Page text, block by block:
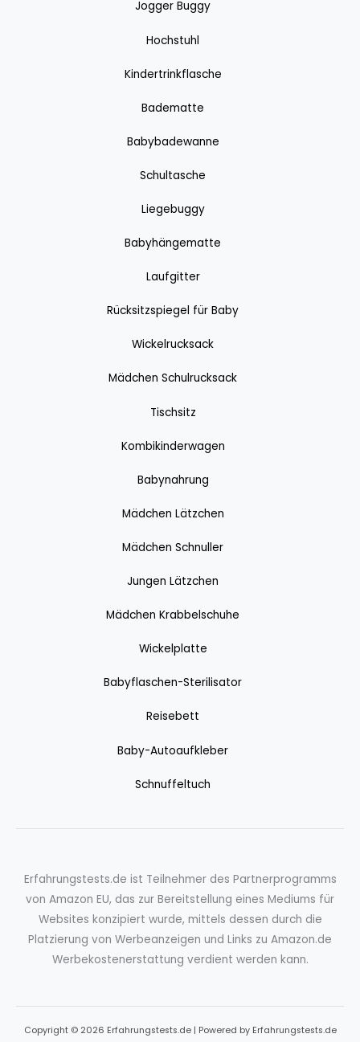
Jogger Buggy
Hochstuhl
Kindertrinkflasche
Badematte
Babybadewanne
Schultasche
Liegebuggy
Babyhängematte
Laufgitter
Rücksitzspiegel für Baby
Wickelrucksack
Mädchen Schulrucksack
Tischsitz
Kombikinderwagen
Babynahrung
Mädchen Lätzchen
Mädchen Schnuller
Jungen Lätzchen
Mädchen Krabbelschuhe
Wickelplatte
Babyflaschen-Sterilisator
Reisebett
Baby-Autoaufkleber
Schnuffeltuch
Erfahrungstests.de ist Teilnehmer des Partnerprogramms
von Amazon EU, das zur Bereitstellung eines Mediums für
Websites konzipiert wurde, mittels dessen durch die
Platzierung von Werbeanzeigen und Links zu Amazon.de
Werbekostenerstattung verdient werden kann.
Copyright © 2026 Erfahrungstests.de | Powered by Erfahrungstests.de